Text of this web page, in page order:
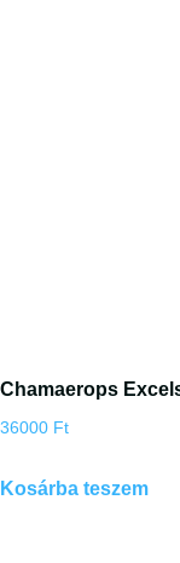
Chamaerops
36000 Ft
Kosárba teszem